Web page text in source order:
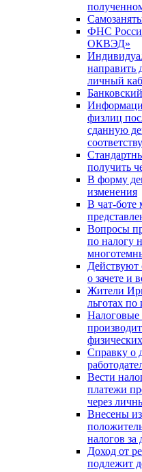
ФНС
ОКВЭД»
направить
личный
физлиц
сданную
получить
В форму
изменения
В чат-боте
Вопросы
по налогу
о зачете и
Жители
льготах
Налоговые
Справку о
Вести
платежи
через
Внесены
налогов за
Доход от
подлежит